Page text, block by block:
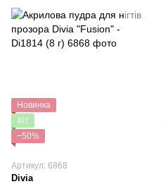
Новинка
Хіт
−50%
Артикул: 6868
Divia